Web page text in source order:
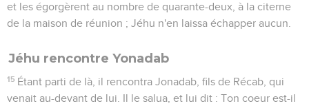
et les égorgèrent au nombre de quarante-deux, à la citerne
de la maison de réunion ; Jéhu n'en laissa échapper aucun.
Jéhu rencontre Yonadab
15 Étant parti de là, il rencontra Jonadab, fils de Récab, qui
venait au-devant de lui. Il le salua, et lui dit : Ton coeur est-il